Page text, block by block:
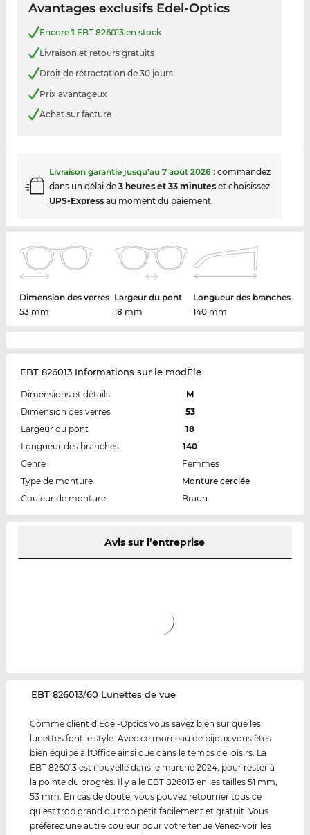
Avantages exclusifs Edel-Optics
Encore 1 EBT 826013 en stock
Livraison et retours gratuits
Droit de rétractation de 30 jours
Prix avantageux
Achat sur facture
Livraison garantie jusqu'au 7 août 2026: commandez
dans un délai de 3 heures et 33 minuteset choisissez
UPS-Expressau moment du paiement.
Dimension des verres
53 mm
Largeur du pont
18 mm
Longueur des branches
140 mm
EBT 826013 Informations sur le modÈle
Dimensions et détails
M
Dimension des verres
53
Largeur du pont
18
Longueur des branches
140
Genre
Femmes
Type de monture
Monture cerclée
Couleur de monture
Braun
Avis sur l’entreprise
‌EBT 826013/60 Lunettes de vue
Comme client d’Edel-Optics vous savez bien sur que les
lunettes font le style. Avec ce morceau de bijoux vous êtes
bien équipé à l'Office ainsi que dans le temps de loisirs. La
EBT 826013 est nouvelle dans le marché 2024, pour rester à
la pointe du progrès. Il y a le EBT 826013 en les tailles 51 mm,
53 mm. En cas de doute, vous pouvez retourner tous ce
qu’est trop grand ou trop petit facilement et gratuit. Vous
préférez une autre couleur pour votre tenue Venez-voir les